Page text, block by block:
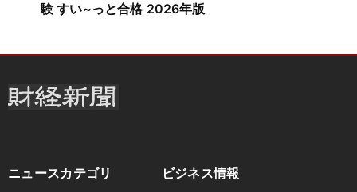
験 すい~っと合格 2026年版
ニュースカテゴリ ビジネス情報